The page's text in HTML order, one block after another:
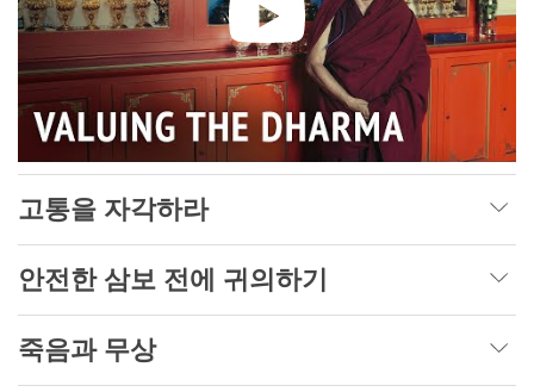
고통을 자각하라
안전한 삼보 전에 귀의하기
죽음과 무상